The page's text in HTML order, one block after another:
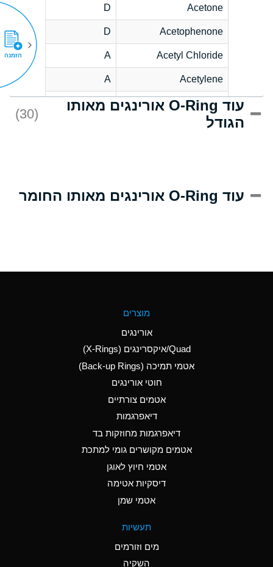
Acetone
D
Acetophenone
D
Acetyl Chloride
A
Acetylene
A
Acrlylonitrile
C
Adipic Acid
(Aqueous)
Aluminum Nitrate
(Aqueous)
Aluminum Phosphate
Ammonia Anhydrous
D
Ammonia Gas (cold)
D
Ammonia Gas (hot)
עוד O-Ring אורינגים מאותו
הגודל
(30)
עוד O-Ring אורינגים מאותו החומר
מוצרים
אורינגים
Quad/איקסרינגים (X-Rings)
אטמי תמיכה (Back-up Rings)
חוטי אורינגים
אטמים צורתיים
דיאפרגמות
דיאפרגמות מחוזקות בד
אטמים מקושרים גומי למתכת
אטמי חיוץ לאוגן
דיסקיות אטימה
אטמי שמן
תעשיות
מים וזורמים
השקיה
הזמנה